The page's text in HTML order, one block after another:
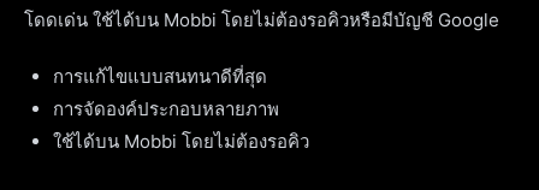
โดดเด่น ใช้ได้บน Mobbi โดยไม่ต้องรอคิวหรือมีบัญชี Google
การแก้ไขแบบสนทนาดีที่สุด
การจัดองค์ประกอบหลายภาพ
ใช้ได้บน Mobbi โดยไม่ต้องรอคิว